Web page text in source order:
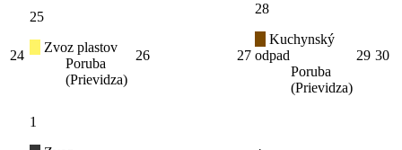
24
25
Zvoz plastov
Poruba
(Prievidza)
26 27
28
Kuchynský
odpad
Poruba
(Prievidza)
29 30
1